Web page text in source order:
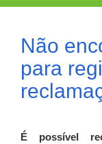
Não
para
É possível